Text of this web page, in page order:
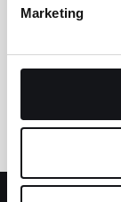
Marketing
Kontakt